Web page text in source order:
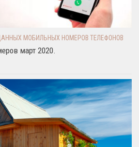
МОБИЛЬНЫХ НОМЕРОВ ТЕЛЕФОНОВ
март 2020.